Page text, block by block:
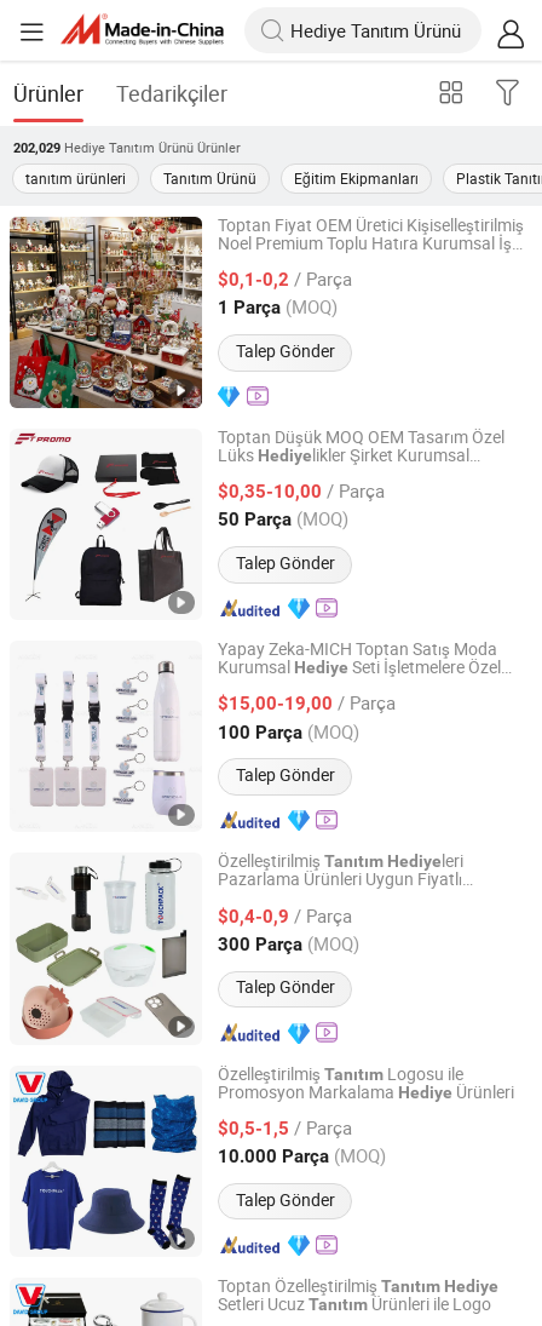
Ürünler Tedarikçiler
202,029 Hediye Tanıtım Ürünü Ürünler
tanıtım ürünleri Tanıtım Ürünü Eğitim Ekipmanları Plastik
Toptan Fiyat OEM Üretici Kişiselleştirilmiş
Noel Premium Toplu Hatıra Kurumsal İş
Eşya Fabrikası
$0,1-0,2 / Parça
1 Parça (MOQ)
Talep Gönder
Yiwu Million Creation Company
Zhejiang, China Fiyat 2026
Toptan Düşük MOQ OEM Tasarım Özel
Lüks Hediyelikler Şirket Kurumsal
Ürünleri Tanıtım İşletme Reklamı için
$0,35-10,00 / Parça
50 Parça (MOQ)
Talep Gönder
Fresh Tech Limited
Guangdong, China Fiyat 2016
Yapay Zeka-MICH Toptan Satış Moda
Kurumsal Hediye Seti İşletmelere Özel
Özel LogoHediye Öğesi
$15,00-19,00 / Parça
100 Parça (MOQ)
Talep Gönder
Shenzhen Ai-Mich Science And Technology Limited
Guangdong, China Fiyat 2024
Özelleştirilmiş Tanıtım Hediye leri
Pazarlama Ürünleri Uygun Fiyatlı
$0,4-0,9 / Parça
300 Parça (MOQ)
Talep Gönder
Shanghai Touch Industrial Development Co., Ltd.
Shanghai, China Fiyat 2010
Özelleştirilmiş Tanıtım Logosu ile
Promosyon Markalama Hediye Ürünleri
$0,5-1,5 / Parça
10.000 Parça (MOQ)
Talep Gönder
Shanghai David International Trade Co., Ltd.
Shanghai, China Fiyat 2010
Toptan Özelleştirilmiş Tanıtım Hediye
Setleri UcuzTanıtım Ürünleri ile Logo
Shanghai David International Trade Co., Ltd.